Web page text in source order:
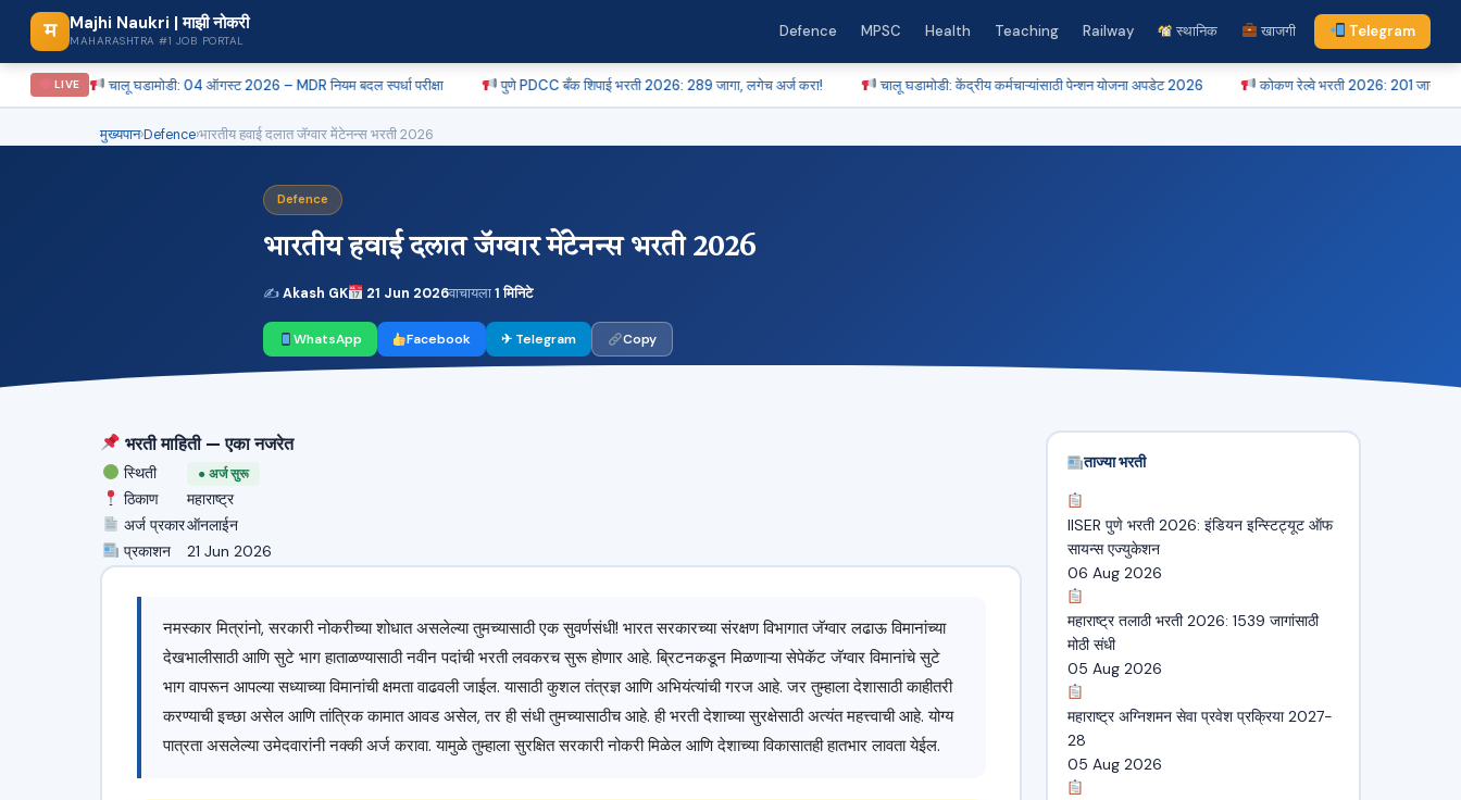
म Majhi Naukri | माझी नोकरी
MAHARASHTRA #1 JOB PORTAL
Defence MPSC Health Teaching Railway स्थानिक खाजगी Telegram
LIVE
चालू घडामोडी: 04 ऑगस्ट 2026 – MDR नियम बदल स्पर्धा परीक्षा पुणे PDCC बँक शिपाई भरती 2026: 289 जागा, लगेच अर्ज करा! चालू घडामोडी: केंद्रीय कर्मचाऱ्यांसाठी पेन्शन योजना अपडेट 2026 कोकण रेल्वे भरती 2026: 201 जागांसाठी अर्ज करा!
मुख्यपान›Defence›भारतीय हवाई दलात जॅग्वार मेंटेनन्स भरती 2026
Defence
भारतीय हवाई दलात जॅग्वार मेंटेनन्स भरती 2026
✍Akash GK 21 Jun 2026वाचायला1 मिनिटे
WhatsApp Facebook ✈ Telegram Copy
भरती माहिती — एका नजरेत
स्थिती ● अर्ज सुरू
ठिकाण
महाराष्ट्र
अर्ज प्रकारऑनलाईन
प्रकाशन
21 Jun 2026
नमस्कार मित्रांनो, सरकारी नोकरीच्या शोधात असलेल्या तुमच्यासाठी एक सुवर्णसंधी! भारत सरकारच्या संरक्षण विभागात जॅग्वार लढाऊ विमानांच्या
देखभालीसाठी आणि सुटे भाग हाताळण्यासाठी नवीन पदांची भरती लवकरच सुरू होणार आहे. ब्रिटनकडून मिळणाऱ्या सेपेकॅट जॅग्वार विमानांचे सुटे
भाग वापरून आपल्या सध्याच्या विमानांची क्षमता वाढवली जाईल. यासाठी कुशल तंत्रज्ञ आणि अभियंत्यांची गरज आहे. जर तुम्हाला देशासाठी काहीतरी
करण्याची इच्छा असेल आणि तांत्रिक कामात आवड असेल, तर ही संधी तुमच्यासाठीच आहे. ही भरती देशाच्या सुरक्षेसाठी अत्यंत महत्त्वाची आहे. योग्य
पात्रता असलेल्या उमेदवारांनी नक्की अर्ज करावा. यामुळे तुम्हाला सुरक्षित सरकारी नोकरी मिळेल आणि देशाच्या विकासातही हातभार लावता येईल.
ताज्या भरती
IISER पुणे भरती 2026: इंडियन इन्स्टिट्यूट ऑफ
सायन्स एज्युकेशन
06 Aug 2026
महाराष्ट्र तलाठी भरती 2026: 1539 जागांसाठी
मोठी संधी
05 Aug 2026
महाराष्ट्र अग्निशमन सेवा प्रवेश प्रक्रिया 2027-
28
05 Aug 2026